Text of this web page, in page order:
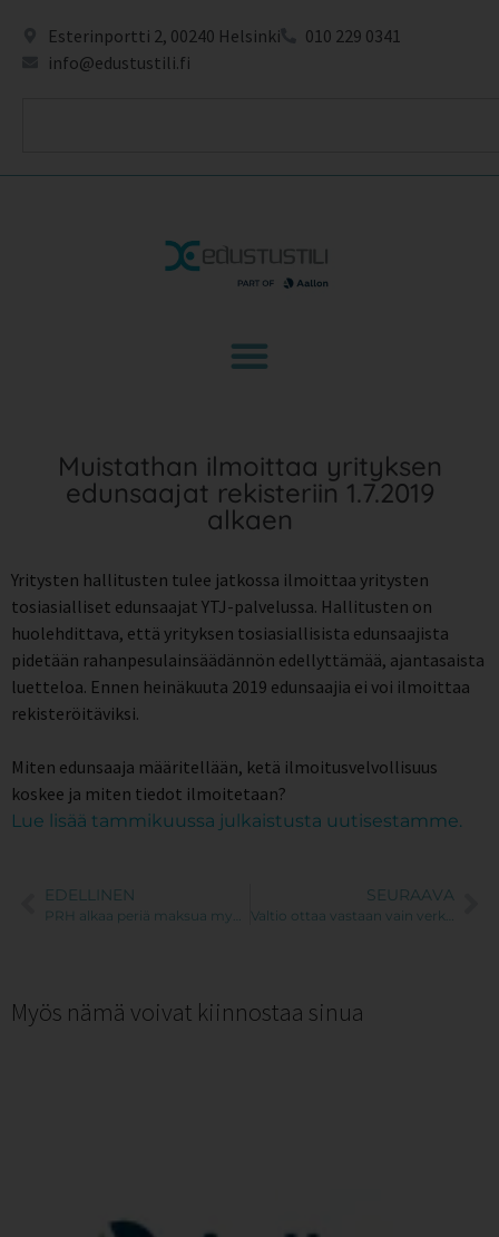
Esterinportti 2, 00240 Helsinki
010 229 0341
info@edustustili.fi
Muistathan ilmoittaa yrityksen
edunsaajat rekisteriin 1.7.2019
alkaen
Yritysten hallitusten tulee jatkossa ilmoittaa yritysten
tosiasialliset edunsaajat YTJ-palvelussa. Hallitusten on
huolehdittava, että yrityksen tosiasiallisista edunsaajista
pidetään rahanpesulainsäädännön edellyttämää, ajantasaista
luetteloa. Ennen heinäkuuta 2019 edunsaajia ei voi ilmoittaa
rekisteröitäviksi.
Miten edunsaaja määritellään, ketä ilmoitusvelvollisuus
koskee ja miten tiedot ilmoitetaan?
Lue lisää tammikuussa julkaistusta uutisestamme.
EDELLINEN SEURAAVA
Myös nämä voivat kiinnostaa sinua